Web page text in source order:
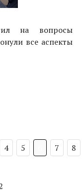
на вопросы
все аспекты
4 5 7 8